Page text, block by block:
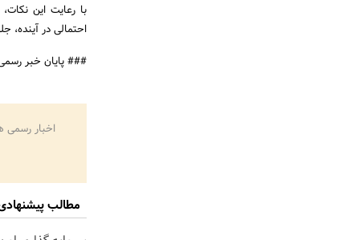
با رعایت این
احتمالی در آینده،
### پایان خبر
اخبار
مطالب